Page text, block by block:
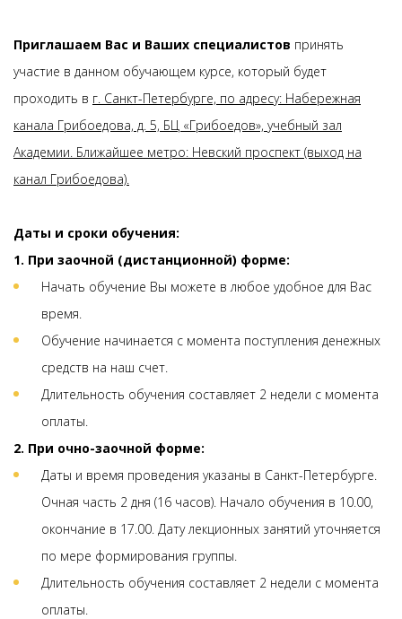
Приглашаем Вас и Ваших специалистов принять
участие в данном обучающем курсе, который будет
проходить в г. Санкт-Петербурге, по адресу: Набережная
канала Грибоедова, д. 5, БЦ «Грибоедов», учебный зал
Академии. Ближайшее метро: Невский проспект (выход на
канал Грибоедова).
Даты и сроки обучения:
1. При заочной (дистанционной) форме:
Начать обучение Вы можете в любое удобное для Вас
время.
Обучение начинается с момента поступления денежных
средств на наш счет.
Длительность обучения составляет 2 недели с момента
оплаты.
2. При очно-заочной форме:
Даты и время проведения указаны в Санкт-Петербурге.
Очная часть 2 дня (16 часов). Начало обучения в 10.00,
окончание в 17.00. Дату лекционных занятий уточняется
по мере формирования группы.
Длительность обучения составляет 2 недели с момента
оплаты.